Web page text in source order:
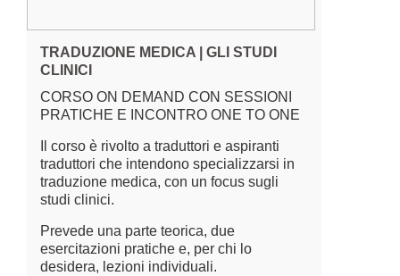
TRADUZIONE MEDICA | GLI STUDI
CLINICI
CORSO ON DEMAND CON SESSIONI
PRATICHE E INCONTRO ONE TO ONE
Il corso è rivolto a traduttori e aspiranti
traduttori che intendono specializzarsi in
traduzione medica, con un focus sugli
studi clinici.
Prevede una parte teorica, due
esercitazioni pratiche e, per chi lo
desidera, lezioni individuali.